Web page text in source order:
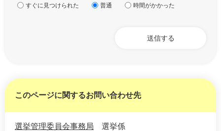
すぐに見つけられた
普通 時間がかかった
このページに関するお問い合わせ先
選挙管理委員会事務局 選挙係